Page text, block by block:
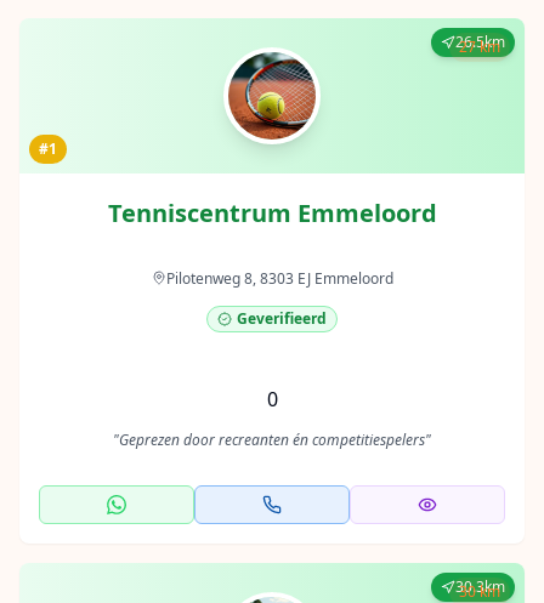
26.5km
#1
Tenniscentrum Emmeloord
Pilotenweg 8, 8303 EJ Emmeloord
Geverifieerd
0
"Geprezen door recreanten én competitiespelers"
27 km
30.3km
30 km